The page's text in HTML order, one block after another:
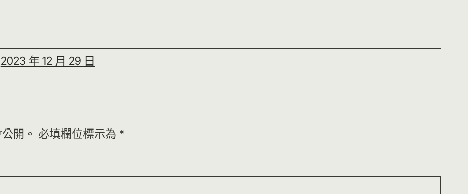
2023 年 12 月 29 日
開。 必填欄位標示為 *